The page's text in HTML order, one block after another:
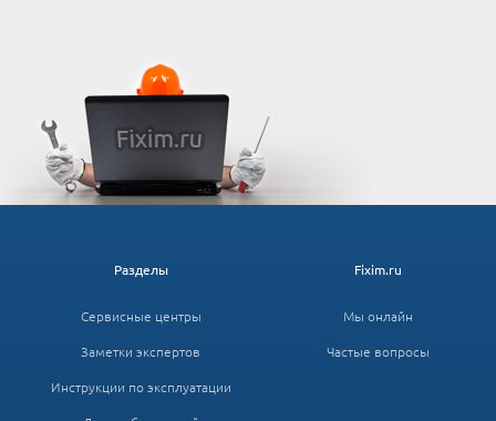
Fixim.ru
Мы онлайн
Частые вопросы
Разделы
Сервисные центры
Заметки экспертов
Инструкции по эксплуатации